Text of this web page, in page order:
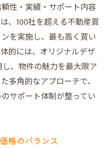
性・実績・サポート内容
、100社を超える不動産買
を実施し、最も高く買い
的には、オリジナルデザ
、物件の魅力を最大限ア
多角的なアプローチで、
サポート体制が整ってい
格のバランス